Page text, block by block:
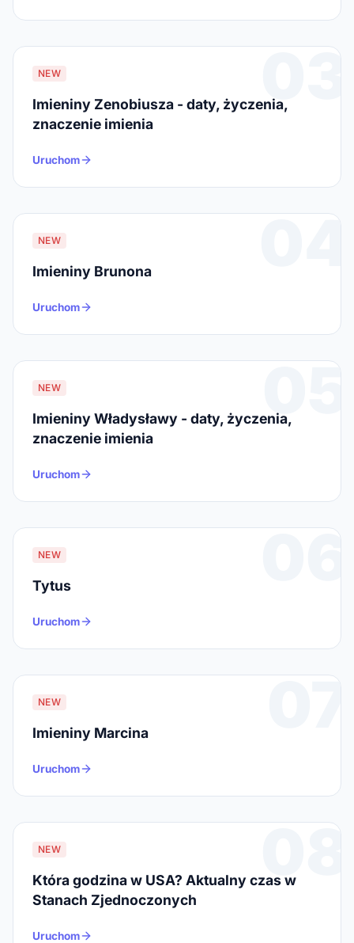
03
NEW
Imieniny Zenobiusza - daty, życzenia,
znaczenie imienia
Uruchom
04
NEW
Imieniny Brunona
Uruchom
05
NEW
Imieniny Władysławy - daty, życzenia,
znaczenie imienia
Uruchom
06
NEW
Tytus
Uruchom
07
NEW
Imieniny Marcina
Uruchom
08
NEW
Która godzina w USA? Aktualny czas w
Stanach Zjednoczonych
Uruchom